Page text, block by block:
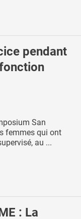
pendant
San
femmes qui ont
au ...
: La